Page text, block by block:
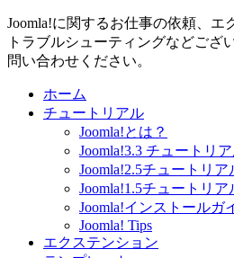
Joomla!に関するお仕事の依頼、エ
トラブルシューティングなどござ
問い合わせください。
ホーム
チュートリアル
Joomla!とは？
Joomla!3.3 チュートリ
Joomla!2.5チュートリア
Joomla!1.5チュートリア
Joomla!インストールガ
Joomla! Tips
エクステンション